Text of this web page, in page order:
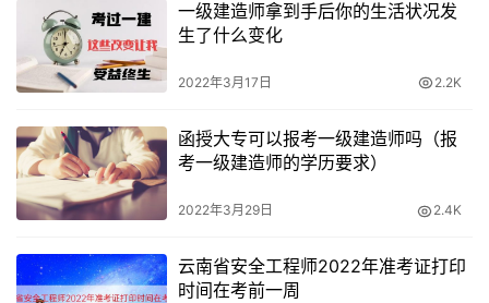
一级建造师拿到手后你的生活状况发
生了什么变化
2022年3月17日 2.2K
函授大专可以报考一级建造师吗（报
考一级建造师的学历要求）
2022年3月29日 2.4K
云南省安全工程师2022年准考证打印
时间在考前一周